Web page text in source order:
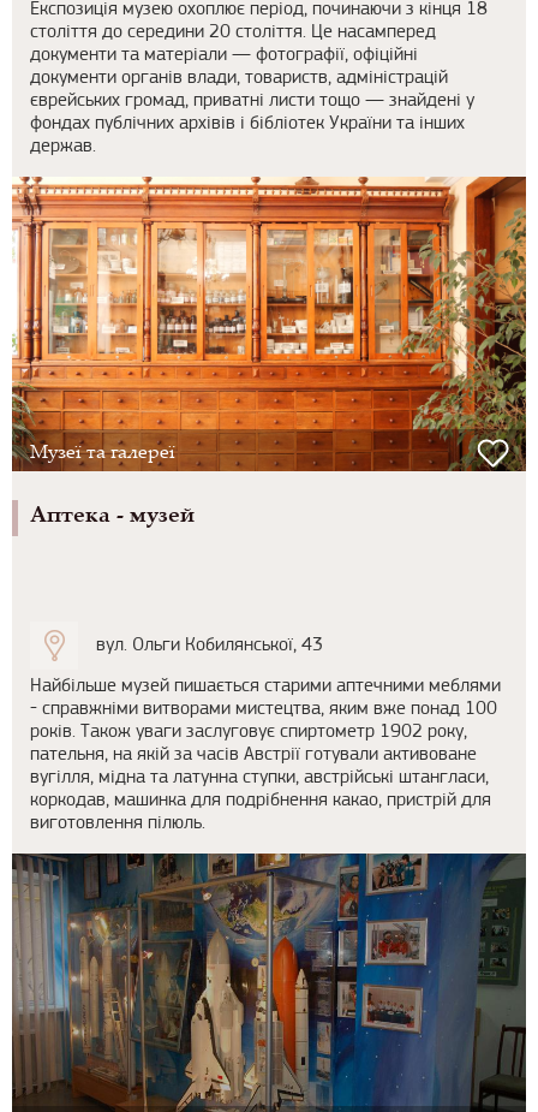
Експозиція музею охоплює період, починаючи з кінця 18
століття до середини 20 століття. Це насамперед
документи та матеріали — фотографії, офіційні
документи органів влади, товариств, адміністрацій
єврейських громад, приватні листи тощо — знайдені у
фондах публічних архівів і бібліотек України та інших
держав.
Музеї та галереї
Аптека - музей
вул. Ольги Кобилянської, 43
Найбільше музей пишається старими аптечними меблями
- справжніми витворами мистецтва, яким вже понад 100
років. Також уваги заслуговує спиртометр 1902 року,
пательня, на якій за часів Австрії готували активоване
вугілля, мідна та латунна ступки, австрійські штангласи,
коркодав, машинка для подрібнення какао, пристрій для
виготовлення пілюль.